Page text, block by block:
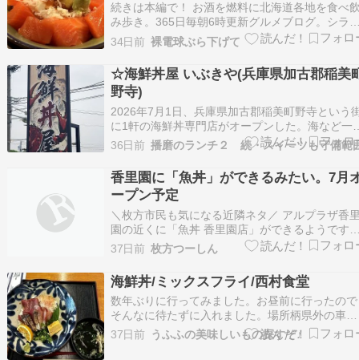
続きは本編で！ お酒を燃料に北海道各地を食べ
み歩き。365日毎朝6時更新グルメブログ。シラ
の時は、映像クリエイターでライターの裸電球
が、北海道の魅力を発信しています。YouTubeで
もハシゴ酒動画を公開中！hadakadenkyu.jp
HADAKA DENKYU
34日前 裸電球ぶら下げて
☆海鮮丼屋 いぶきや(兵庫県加古郡稲美
野寺)
2026年7月1日、兵庫県加古郡稲美町野寺という
に1軒の海鮮丼専門店がオープンした。海など一
ない。兵庫県下でもため池の数が多くて有名なと
ころ。あたり一面田畑が連なる。店舗の周りには
結構な台数が止めれる駐車場あり。しかし、オー
プン30分前からほぼ満車状態。インスタ以外、そ
んな…
36日前 播磨のランチ２ 続・スイーツも守備範
香里園に「魚丼」ができるみたい。7月
ープン予定
＼枚方市民も気になる近隣ネタ／ アルプラザ香
園の近くに「魚丼 香里園店」ができるようです
こっちに行くと、アルプラがあります。 反対方
に進むと、香里ダイエー本通商店街があり、香里
園駅方面。 魚丼（→公式サイト）は関東を中心
全国展開している、魚介類を使った創作丼ぶりの
お店…
37日前 枚方つーしん
海鮮丼/ミックスフライ/西村食堂
数年ぶりに行ってみました。お昼前に行ったので
そんなに待たずに入れました。場所柄県外の車が
多いみたい。モーニングメニューが気になりまし
た。まぐろの切り落としを定食を食べてみたい
37日前 うふふの美味しいもの探すぞ♪